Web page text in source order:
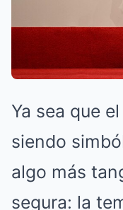
Ya sea que
siendo
algo más
segura: la